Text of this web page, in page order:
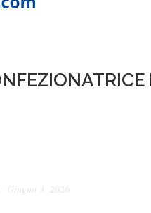
Giugno 3, 2026